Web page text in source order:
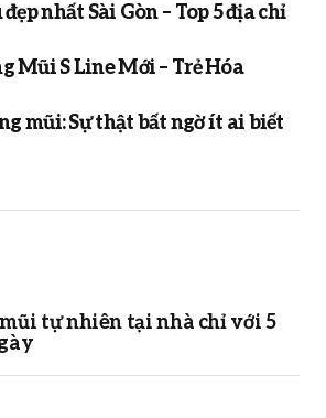
nhất Sài Gòn – Top 5 địa chỉ
Mũi S Line Mới – Trẻ Hóa
mũi: Sự thật bất ngờ ít ai biết
tự nhiên tại nhà chỉ với 5